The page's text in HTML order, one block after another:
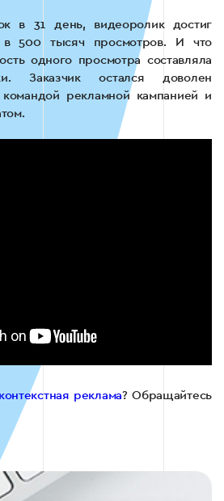
в 31 день, видеоролик достиг
в 500 тысяч просмотров. И что
одного просмотра составляла
Заказчик остался доволен
рекламной кампанией и
контекстная реклама? Обращайтесь